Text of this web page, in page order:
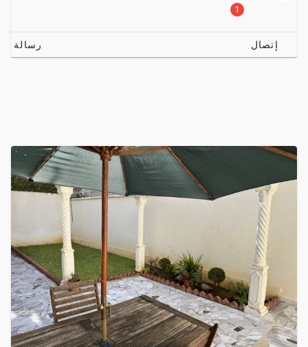
1
إتصال رسالة